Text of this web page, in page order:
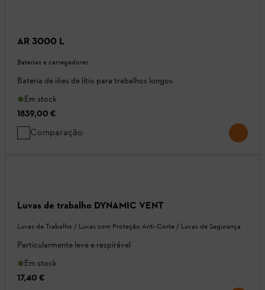
AR 3000 L
Baterias e carregadores
Bateria de iões de lítio para trabalhos longos
Em stock
1839,00 €
Comparação
Luvas de trabalho DYNAMIC VENT
Luvas de Trabalho / Luvas com Proteção Anti-Corte / Luvas de Segurança
Particularmente leve e respirável
Em stock
17,40 €